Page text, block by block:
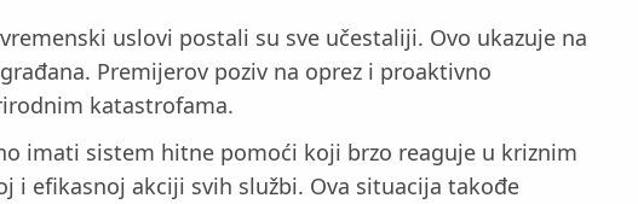
uslovi postali su sve učestaliji. Ovo ukazuje na
Premijerov poziv na oprez i proaktivno
katastrofama.
imati sistem hitne pomoći koji brzo reaguje u kriznim
i efikasnoj akciji svih službi. Ova situacija takođe